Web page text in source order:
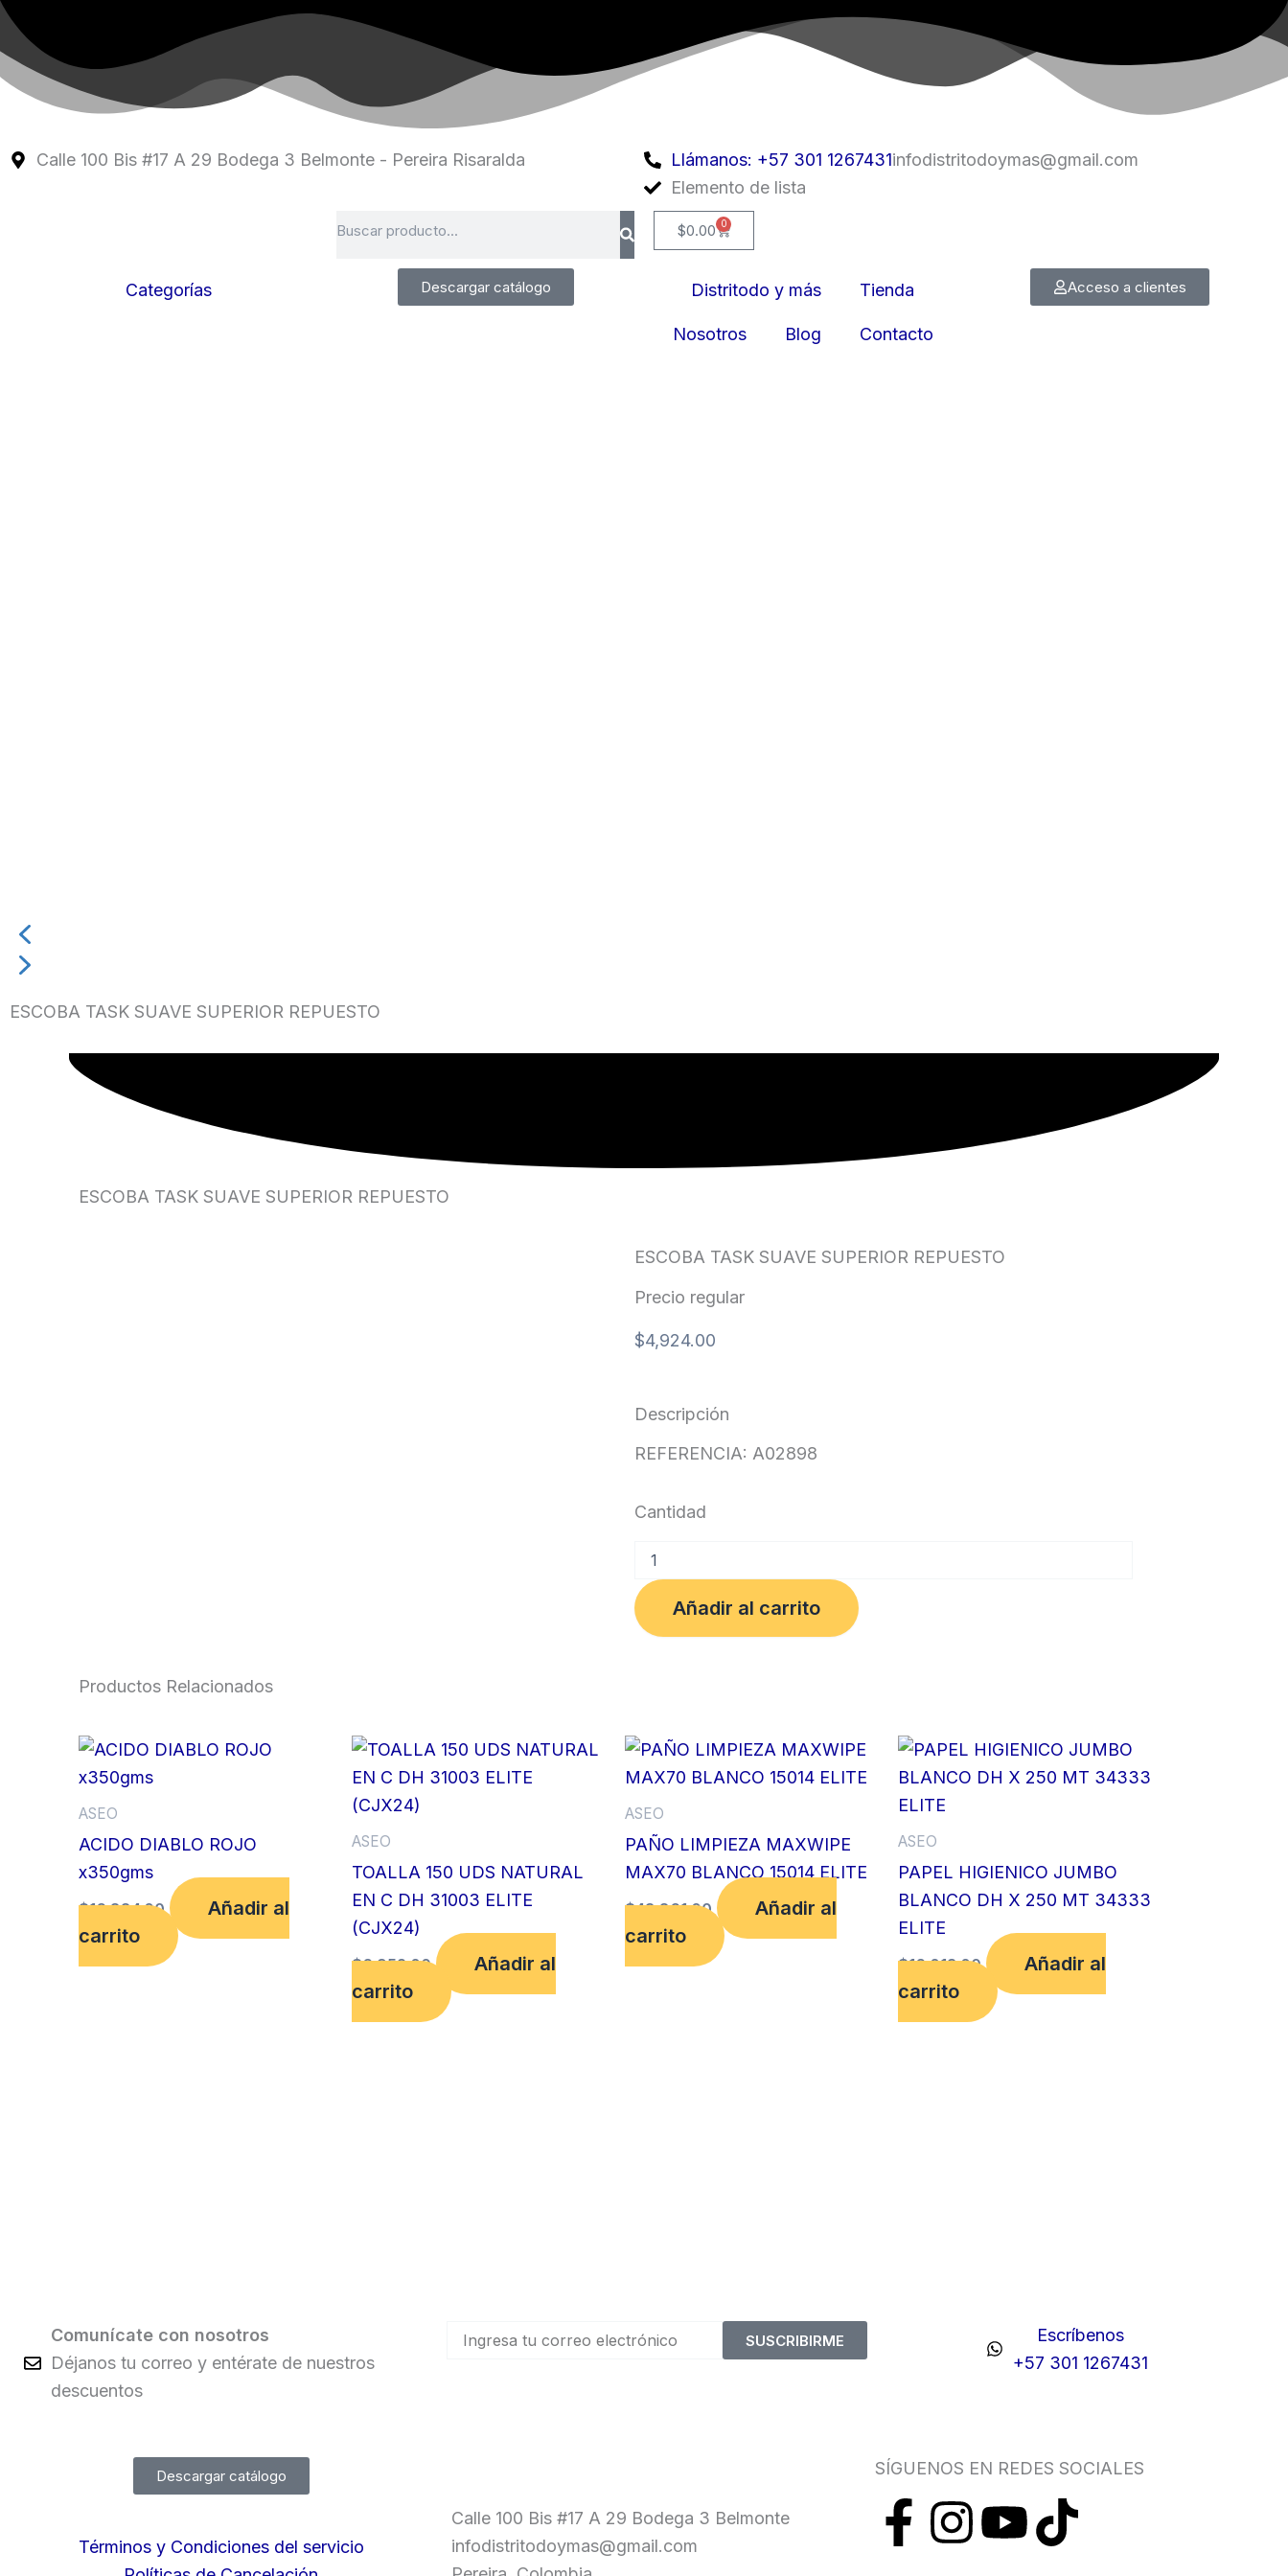
Ir
contenido
Calle 100 Bis #17 A 29 Bodega 3 Belmonte - Pereira Risaralda Llámanos: +57 301 1267431infodistritodoymas@gmail.com
Elemento de lista
$0.00 0
Cart
Categorías Descargar catálogo Distritodo y más Tienda
Nosotros Blog Contacto
Acceso a clientes
ESCOBA TASK SUAVE SUPERIOR REPUESTO
ESCOBA TASK SUAVE SUPERIOR REPUESTO
ESCOBA TASK SUAVE SUPERIOR REPUESTO
Precio regular
$4,924.00
Descripción
REFERENCIA: A02898
Cantidad
TASK
SUAVE
SUPERIOR
REPUESTO
Añadir al carrito
Productos Relacionados
ASEO
ACIDO DIABLO ROJO
x350gms
$16,884.00
Añadir al
carrito
ASEO
TOALLA 150 UDS NATURAL
EN C DH 31003 ELITE
(CJX24)
$6,952.00
Añadir al
carrito
ASEO
PAÑO LIMPIEZA MAXWIPE
MAX70 BLANCO 15014 ELITE
$43,861.00
Añadir al
carrito
ASEO
PAPEL HIGIENICO JUMBO
BLANCO DH X 250 MT 34333
ELITE
$16,013.00
Añadir al
carrito
Comunícate con nosotros
Déjanos tu correo y entérate de nuestros
descuentos
SUSCRIBIRME
Escríbenos
+57 301 1267431
Descargar catálogo
Términos y Condiciones del servicio
Calle 100 Bis #17 A 29 Bodega 3 Belmonte
infodistritodoymas@gmail.com
SÍGUENOS EN REDES SOCIALES
F
I
Y T